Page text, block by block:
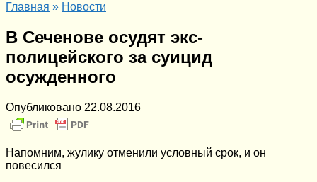
Главная » Новости
В Сеченове осудят экс-
полицейского за суицид
осужденного
Опубликовано 22.08.2016
Напомним, жулику отменили условный срок, и он
повесился